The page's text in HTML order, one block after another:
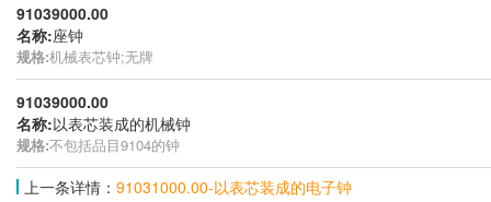
91039000.00
名称:座钟
规格:机械表芯钟;无牌
91039000.00
名称:以表芯装成的机械钟
规格:不包括品目9104的钟
上一条详情： 91031000.00-以表芯装成的电子钟